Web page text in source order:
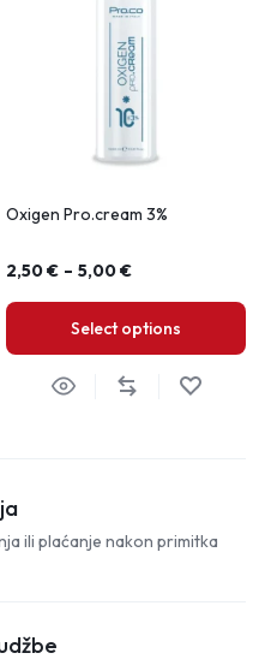
Oxigen Pro.cream 3%
2,50€ – 5,00€
Select options
ili plaćanje nakon primitka